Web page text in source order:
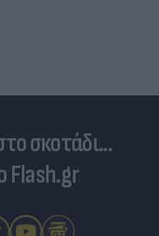
σκοτάδι...
Flash.gr